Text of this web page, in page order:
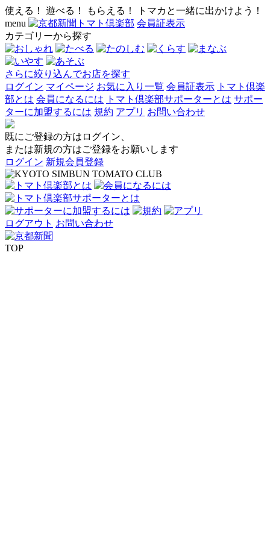
使える！ 遊べる！ もらえる！ トマカと一緒に出かけよう！
menu
会員証表示
カテゴリーから探す
さらに絞り込んでお店を探す
ログイン マイページ お気に入り一覧 会員証表示 トマト倶楽
部とは 会員になるには トマト倶楽部サポーターとは サポー
ターに加盟するには 規約 アプリ お問い合わせ
既にご登録の方はログイン、
または新規の方はご登録をお願いします
ログイン 新規会員登録
ログアウト お問い合わせ
TOP